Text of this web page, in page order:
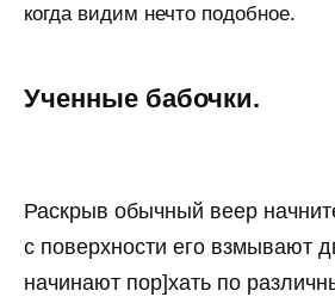
когда видим нечто подобное.
Ученные бабочки.
Раскрыв обычный веер
с поверхности его взмывают
начинают пор]хать по